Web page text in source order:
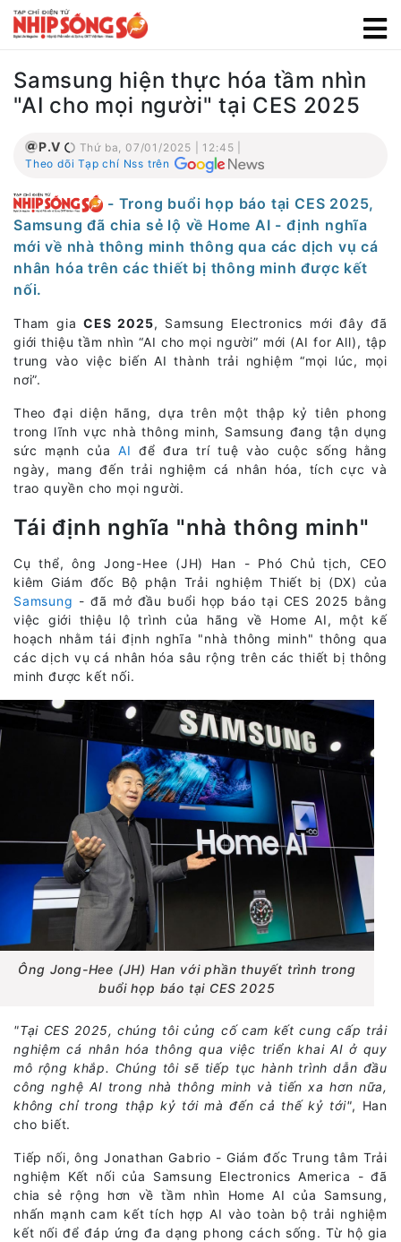
Samsung hiện thực hóa tầm nhìn
"AI cho mọi người" tại CES 2025
P.V
Thứ ba, 07/01/2025 | 12:45 |
Theo dõi Tạp chí Nss trên
- Trong buổi họp báo tại CES 2025,
Samsung đã chia sẻ lộ về Home AI - định nghĩa
mới về nhà thông minh thông qua các dịch vụ cá
nhân hóa trên các thiết bị thông minh được kết
nối.
Tham giaCES 2025, Samsung Electronics mới đây đã
giới thiệu tầm nhìn “AI cho mọi người” mới (AI for All), tập
trung vào việc biến AI thành trải nghiệm “mọi lúc, mọi
nơi”.
Theo đại diện hãng, dựa trên một thập kỷ tiên phong
trong lĩnh vực nhà thông minh, Samsung đang tận dụng
sức mạnh củaAI để đưa trí tuệ vào cuộc sống hằng
ngày, mang đến trải nghiệm cá nhân hóa, tích cực và
trao quyền cho mọi người.
Tái định nghĩa "nhà thông minh"
Cụ thể, ông Jong-Hee (JH) Han - Phó Chủ tịch, CEO
kiêm Giám đốc Bộ phận Trải nghiệm Thiết bị (DX) của
Samsung - đã mở đầu buổi họp báo tại CES 2025 bằng
việc giới thiệu lộ trình của hãng về Home AI, một kế
hoạch nhằm tái định nghĩa "nhà thông minh" thông qua
các dịch vụ cá nhân hóa sâu rộng trên các thiết bị thông
minh được kết nối.
Ông Jong-Hee (JH) Han với phần thuyết trình trong
buổi họp báo tại CES 2025
"Tại CES 2025, chúng tôi củng cố cam kết cung cấp trải
nghiệm cá nhân hóa thông qua việc triển khai AI ở quy
mô rộng khắp. Chúng tôi sẽ tiếp tục hành trình dẫn đầu
công nghệ AI trong nhà thông minh và tiến xa hơn nữa,
không chỉ trong thập kỷ tới mà đến cả thế kỷ tới", Han
cho biết.
Tiếp nối, ông Jonathan Gabrio - Giám đốc Trung tâm Trải
nghiệm Kết nối của Samsung Electronics America - đã
chia sẻ rộng hơn về tầm nhìn Home AI của Samsung,
nhấn mạnh cam kết tích hợp AI vào toàn bộ trải nghiệm
kết nối để đáp ứng đa dạng phong cách sống. Từ hộ gia